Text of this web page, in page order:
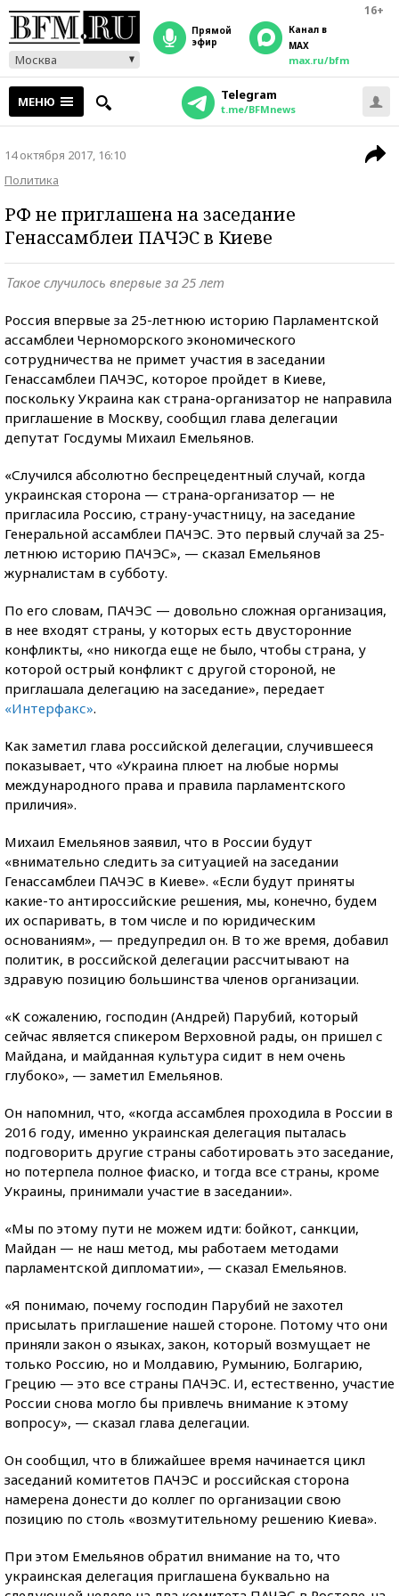
16+
Москва
прямой
эфир
Канал в
MAX
max.ru/bfm
МЕНЮ Telegram
t.me/BFMnews
14 октября 2017, 16:10
Политика
РФ не приглашена на заседание
Генассамблеи ПАЧЭС в Киеве
Такое случилось впервые за 25 лет
Россия впервые за 25-летнюю историю Парламентской
ассамблеи Черноморского экономического
сотрудничества не примет участия в заседании
Генассамблеи ПАЧЭС, которое пройдет в Киеве,
поскольку Украина как страна-организатор не направила
приглашение в Москву, сообщил глава делегации
депутат Госдумы Михаил Емельянов.
«Случился абсолютно беспрецедентный случай, когда
украинская сторона — страна-организатор — не
пригласила Россию, страну-участницу, на заседание
Генеральной ассамблеи ПАЧЭС. Это первый случай за 25-
летнюю историю ПАЧЭС», — сказал Емельянов
журналистам в субботу.
По его словам, ПАЧЭС — довольно сложная организация,
в нее входят страны, у которых есть двусторонние
конфликты, «но никогда еще не было, чтобы страна, у
которой острый конфликт с другой стороной, не
приглашала делегацию на заседание», передает
«Интерфакс».
Как заметил глава российской делегации, случившееся
показывает, что «Украина плюет на любые нормы
международного права и правила парламентского
приличия».
Михаил Емельянов заявил, что в России будут
«внимательно следить за ситуацией на заседании
Генассамблеи ПАЧЭС в Киеве». «Если будут приняты
какие-то антироссийские решения, мы, конечно, будем
их оспаривать, в том числе и по юридическим
основаниям», — предупредил он. В то же время, добавил
политик, в российской делегации рассчитывают на
здравую позицию большинства членов организации.
«К сожалению, господин (Андрей) Парубий, который
сейчас является спикером Верховной рады, он пришел с
Майдана, и майданная культура сидит в нем очень
глубоко», — заметил Емельянов.
Он напомнил, что, «когда ассамблея проходила в России в
2016 году, именно украинская делегация пыталась
подговорить другие страны саботировать это заседание,
но потерпела полное фиаско, и тогда все страны, кроме
Украины, принимали участие в заседании».
«Мы по этому пути не можем идти: бойкот, санкции,
Майдан — не наш метод, мы работаем методами
парламентской дипломатии», — сказал Емельянов.
«Я понимаю, почему господин Парубий не захотел
присылать приглашение нашей стороне. Потому что они
приняли закон о языках, закон, который возмущает не
только Россию, но и Молдавию, Румынию, Болгарию,
Грецию — это все страны ПАЧЭС. И, естественно, участие
России снова могло бы привлечь внимание к этому
вопросу», — сказал глава делегации.
Он сообщил, что в ближайшее время начинается цикл
заседаний комитетов ПАЧЭС и российская сторона
намерена донести до коллег по организации свою
позицию по столь «возмутительному решению Киева».
При этом Емельянов обратил внимание на то, что
украинская делегация приглашена буквально на